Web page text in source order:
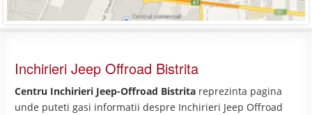
Inchirieri Jeep Offroad Bistrita
Centru Inchirieri Jeep-Offroad Bistrita reprezinta pagina
unde puteti gasi informatii despre Inchirieri Jeep Offroad